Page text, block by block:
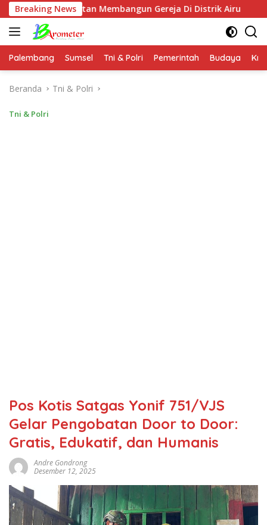
Langsung
ke
konten
Breaking News
Kegiatan Membangun Gereja Di Distrik Airu
Palembang Sumsel Tni & Polri Pemerintah Budaya
Beranda Tni & Polri
Tni & Polri
Pos Kotis Satgas Yonif 751/VJS
Gelar Pengobatan Door to Door:
Gratis, Edukatif, dan Humanis
Andre Gondrong
Desember 12, 2025